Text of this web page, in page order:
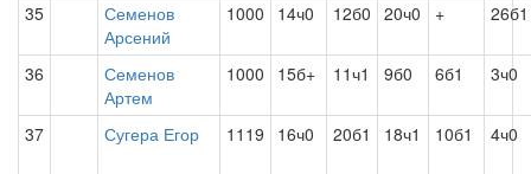
35
Семенов
Арсений
1000 14ч0 12б0 20ч0 + 26б1
36
Семенов
Артем
1000 15б+ 11ч1 9б0 6б1 3ч0
37 Сугера Егор 1119 16ч0 20б1 18ч1 10б1 4ч0